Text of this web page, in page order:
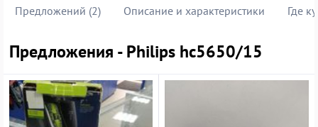
Предложений (2) Описание и характеристики Где
Предложения - Philips hc5650/15